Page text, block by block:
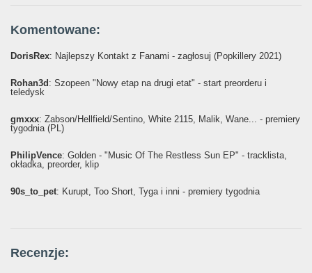
Komentowane:
DorisRex: Najlepszy Kontakt z Fanami - zagłosuj (Popkillery 2021)
Rohan3d : Szopeen "Nowy etap na drugi etat" - start preorderu i
teledysk
gmxxx: Żabson/Hellfield/Sentino, White 2115, Malik, Wane... - premiery
tygodnia (PL)
PhilipVence: Golden - "Music Of The Restless Sun EP" - tracklista,
okładka, preorder, klip
90s_to_pet: Kurupt, Too Short, Tyga i inni - premiery tygodnia
Recenzje: